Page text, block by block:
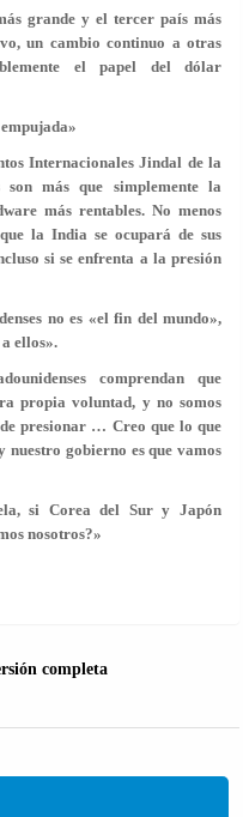
grande y el tercer país más
un cambio continuo a otras
el papel del dólar
Internacionales Jindal de la
más que simplemente la
más rentables. No menos
la India se ocupará de sus
si se enfrenta a la presión
no es «el fin del mundo»,
ellos».
comprendan que
propia voluntad, y no somos
presionar … Creo que lo que
gobierno es que vamos
si Corea del Sur y Japón
nosotros?»
completa